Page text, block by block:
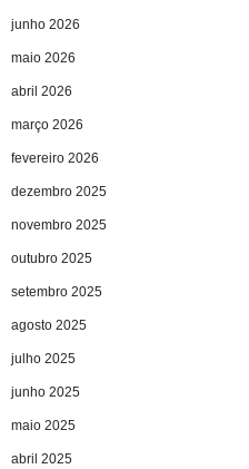
junho 2026
maio 2026
abril 2026
março 2026
fevereiro 2026
dezembro 2025
novembro 2025
outubro 2025
setembro 2025
agosto 2025
julho 2025
junho 2025
maio 2025
abril 2025